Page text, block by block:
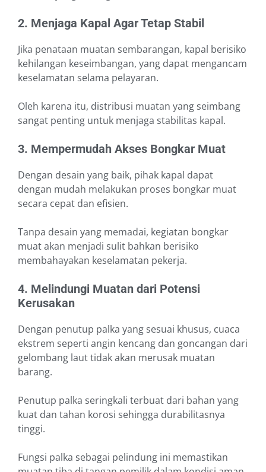
2. Menjaga Kapal Agar Tetap Stabil
Jika penataan muatan sembarangan, kapal berisiko
kehilangan keseimbangan, yang dapat mengancam
keselamatan selama pelayaran.
Oleh karena itu, distribusi muatan yang seimbang
sangat penting untuk menjaga stabilitas kapal.
3. Mempermudah Akses Bongkar Muat
Dengan desain yang baik, pihak kapal dapat
dengan mudah melakukan proses bongkar muat
secara cepat dan efisien.
Tanpa desain yang memadai, kegiatan bongkar
muat akan menjadi sulit bahkan berisiko
membahayakan keselamatan pekerja.
4. Melindungi Muatan dari Potensi
Kerusakan
Dengan penutup palka yang sesuai khusus, cuaca
ekstrem seperti angin kencang dan goncangan dari
gelombang laut tidak akan merusak muatan
barang.
Penutup palka seringkali terbuat dari bahan yang
kuat dan tahan korosi sehingga durabilitasnya
tinggi.
Fungsi palka sebagai pelindung ini memastikan